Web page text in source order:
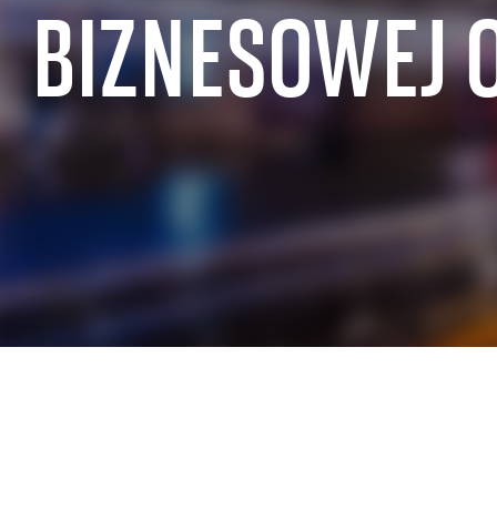
DOŚWIADCZENIA BRANŻOWE SAP
SAP dla produkcji przemysłowej
SAP dla branży motoryzacyjnej
SAP dla przemysłu chemicznego
SAP dla
SAP dla
BIZNESOWEJ